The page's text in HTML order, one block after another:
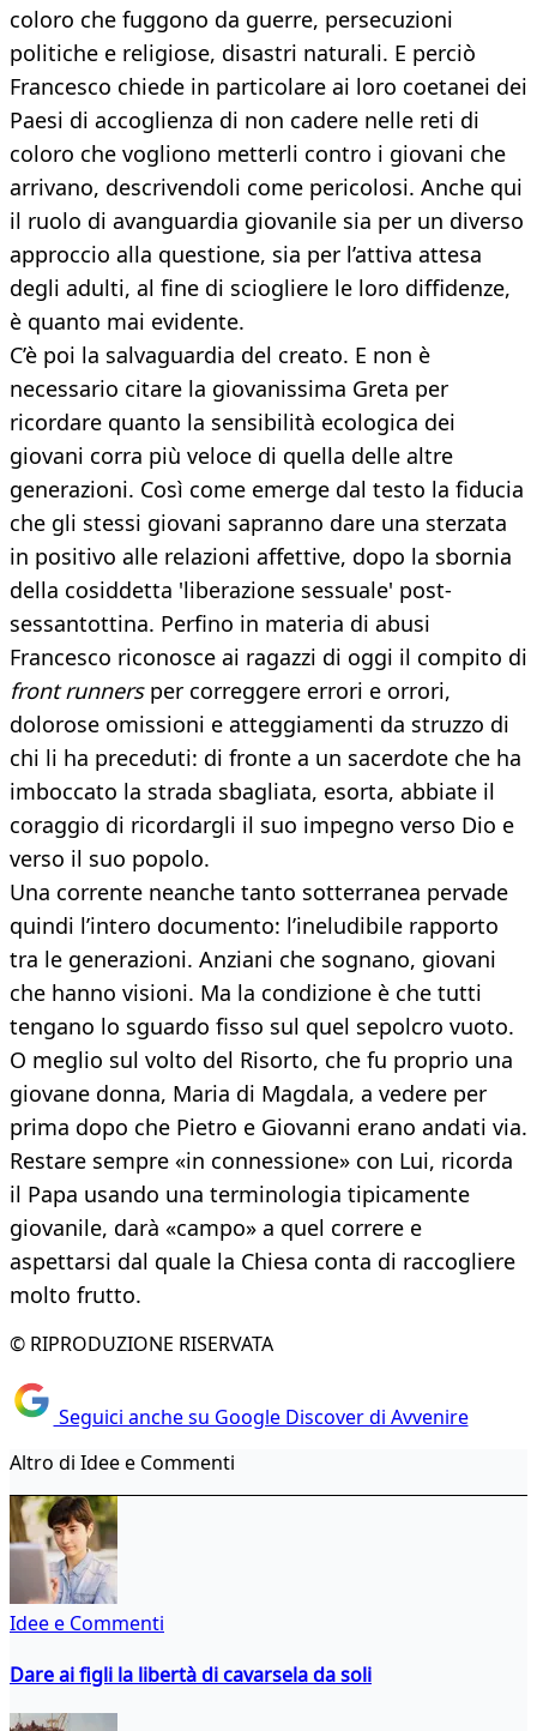
coloro che fuggono da guerre, persecuzioni
politiche e religiose, disastri naturali. E perciò
Francesco chiede in particolare ai loro coetanei dei
Paesi di accoglienza di non cadere nelle reti di
coloro che vogliono metterli contro i giovani che
arrivano, descrivendoli come pericolosi. Anche qui
il ruolo di avanguardia giovanile sia per un diverso
approccio alla questione, sia per l’attiva attesa
degli adulti, al fine di sciogliere le loro diffidenze,
è quanto mai evidente.
C’è poi la salvaguardia del creato. E non è
necessario citare la giovanissima Greta per
ricordare quanto la sensibilità ecologica dei
giovani corra più veloce di quella delle altre
generazioni. Così come emerge dal testo la fiducia
che gli stessi giovani sapranno dare una sterzata
in positivo alle relazioni affettive, dopo la sbornia
della cosiddetta 'liberazione sessuale' post-
sessantottina. Perfino in materia di abusi
Francesco riconosce ai ragazzi di oggi il compito di
front runnersper correggere errori e orrori,
dolorose omissioni e atteggiamenti da struzzo di
chi li ha preceduti: di fronte a un sacerdote che ha
imboccato la strada sbagliata, esorta, abbiate il
coraggio di ricordargli il suo impegno verso Dio e
verso il suo popolo.
Una corrente neanche tanto sotterranea pervade
quindi l’intero documento: l’ineludibile rapporto
tra le generazioni. Anziani che sognano, giovani
che hanno visioni. Ma la condizione è che tutti
tengano lo sguardo fisso sul quel sepolcro vuoto.
O meglio sul volto del Risorto, che fu proprio una
giovane donna, Maria di Magdala, a vedere per
prima dopo che Pietro e Giovanni erano andati via.
Restare sempre «in connessione» con Lui, ricorda
il Papa usando una terminologia tipicamente
giovanile, darà «campo» a quel correre e
aspettarsi dal quale la Chiesa conta di raccogliere
molto frutto.
© RIPRODUZIONE RISERVATA
Seguici anche su Google Discover di Avvenire
Altro di Idee e Commenti
Idee e Commenti
Dare ai figli la libertà di cavarsela da soli